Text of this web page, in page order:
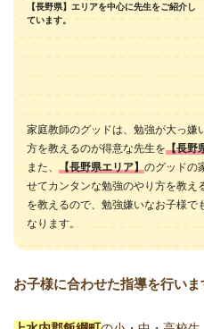
【長野県】エリアを中心に先生をご紹介し
ています。
家庭教師のグッドは、勉強が大っ嫌
方を教えるのが得意な先生を【長野
また、
【長野県エリア】 のグッドの
せてカンタンな勉強のやり方を教え
を教えるので、勉強嫌いなお子様で
なります。
お子様に合わせた指導を行いま